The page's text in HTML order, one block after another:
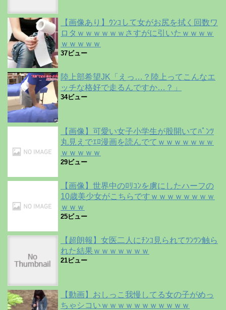
【画像あり】ｳﾝｺして女がお尻を拭く回数ワ
ロタｗｗｗｗｗｗさすがに引いたｗｗｗｗ
ｗｗｗｗｗ
37ビュー
陸上部希望JK「えっ…？陸上ってこんなエ
ッチな格好で走るんですか…？」
34ビュー
【画像】可愛い女子小学生が股開いてﾊﾟﾝﾂ
丸見えでｴﾛ漫画を読んでてｗｗｗｗｗｗｗ
ｗｗｗｗｗ
29ビュー
【画像】世界中のﾛﾘｺﾝを虜にしたハーフの
10歳美少女がこちらですｗｗｗｗｗｗｗｗ
ｗｗｗ
25ビュー
【超朗報】女医二人にﾁﾝｺ見られてﾂﾝﾂﾝ触ら
れた結果ｗｗｗｗｗｗｗ
21ビュー
【動画】おしっこ我慢してる女の子がめっ
ちゃシコいｗｗｗｗｗｗｗｗｗｗｗ